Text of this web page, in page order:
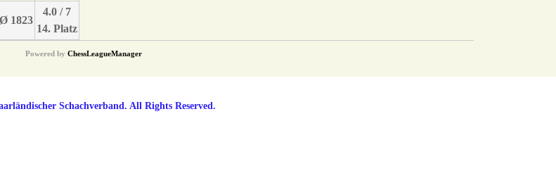
Ø 1823
4.0 / 7
14. Platz
Powered by ChessLeagueManager
Schachverband. All Rights Reserved.